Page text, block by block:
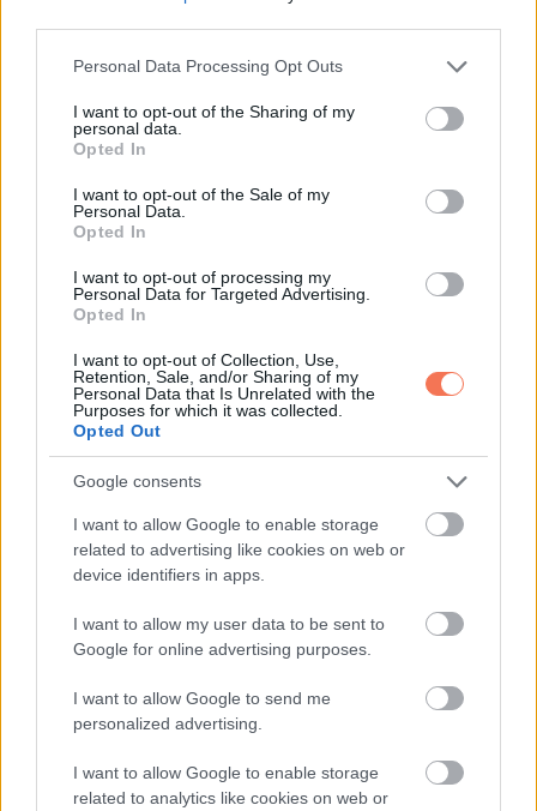
Please note that this website/app uses one or more Google
not limited to your visit or usage behaviour. You may click to
grant or deny consent to Google and its third-party tags to
use your data for below specified purposes in below Google
consent section.
Personal Data Processing Opt Outs
I want to opt-out of the Sharing of my
personal data.
Opted In
I want to opt-out of the Sale of my
Personal Data.
Opted In
I want to opt-out of processing my
Personal Data for Targeted Advertising.
Opted In
I want to opt-out of Collection, Use,
Retention, Sale, and/or Sharing of my
Personal Data that Is Unrelated with the
Purposes for which it was collected.
Opted Out
Google consents
I want to allow Google to enable storage
related to advertising like cookies on web or
device identifiers in apps.
I want to allow my user data to be sent to
Google for online advertising purposes.
I want to allow Google to send me
personalized advertising.
I want to allow Google to enable storage
related to analytics like cookies on web or
WhatsappRedditShare
via
ELŐZŐ POSZT
Az orvos, aki megfogta a kezem, történet
Hét évig neveltem a néhai menyasszonyom
tíz gyerekét, aztán a legidősebb lányom
rám nézett, és azt mondta: „Apa, ideje
elmondanom, mi történt valójában
További bejegyzések